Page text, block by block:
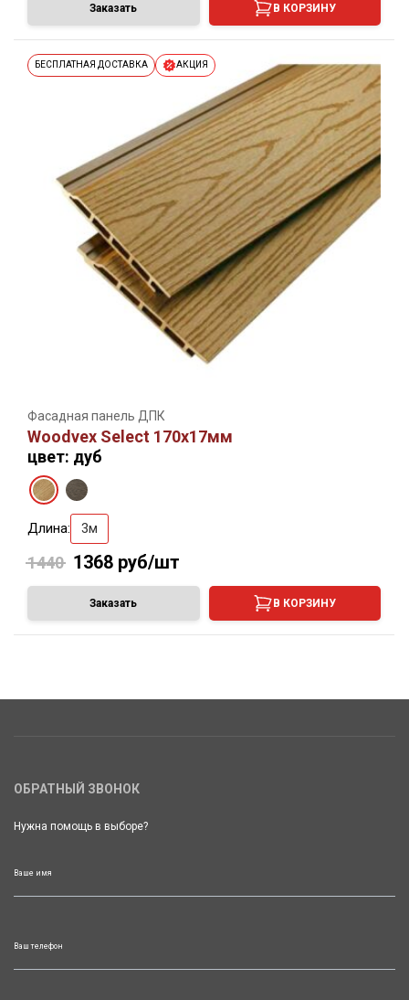
Заказать В КОРЗИНУ
БЕСПЛАТНАЯ ДОСТАВКА АКЦИЯ
Фасадная панель ДПК
Woodvex Select 170х17мм
цвет: дуб
Длина: 3м
1440 1368 руб/шт
Заказать В КОРЗИНУ
ОБРАТНЫЙ ЗВОНОК
Нужна помощь в выборе?
Ваше имя
Ваш телефон